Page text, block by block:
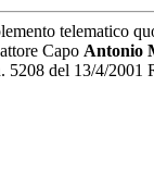
telematico
Capo Antonio
del 13/4/2001